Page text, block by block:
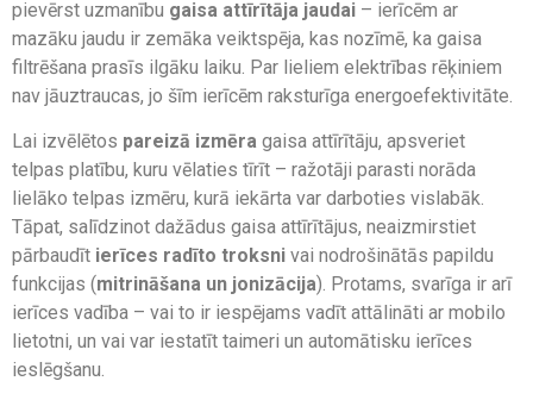
pievērst uzmanību gaisa attīrītāja jaudai – ierīcēm ar
mazāku jaudu ir zemāka veiktspēja, kas nozīmē, ka gaisa
filtrēšana prasīs ilgāku laiku. Par lieliem elektrības rēķiniem
nav jāuztraucas, jo šīm ierīcēm raksturīga energoefektivitāte.
Lai izvēlētos pareizā izmēra gaisa attīrītāju, apsveriet
telpas platību, kuru vēlaties tīrīt – ražotāji parasti norāda
lielāko telpas izmēru, kurā iekārta var darboties vislabāk.
Tāpat, salīdzinot dažādus gaisa attīrītājus, neaizmirstiet
pārbaudīt ierīces radīto troksni vai nodrošinātās papildu
funkcijas (mitrināšana un jonizācija). Protams, svarīga ir arī
ierīces vadība – vai to ir iespējams vadīt attālināti ar mobilo
lietotni, un vai var iestatīt taimeri un automātisku ierīces
ieslēgšanu.